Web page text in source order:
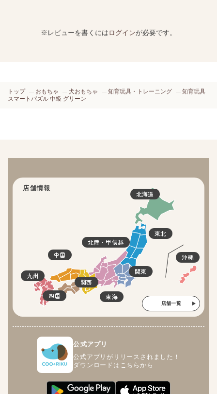
※レビューを書くにはログインが必要です。
トップ おもちゃ 犬おもちゃ 知育玩具・トレーニング
知育玩具
スマートパズル 中級 グリーン
店舗情報
北海道
東北
関東
北陸・甲信越
東海
関西
四国
中国
九州
沖縄
店舗一覧
公式アプリ
公式アプリがリリースされました！
ダウンロードはこちらから